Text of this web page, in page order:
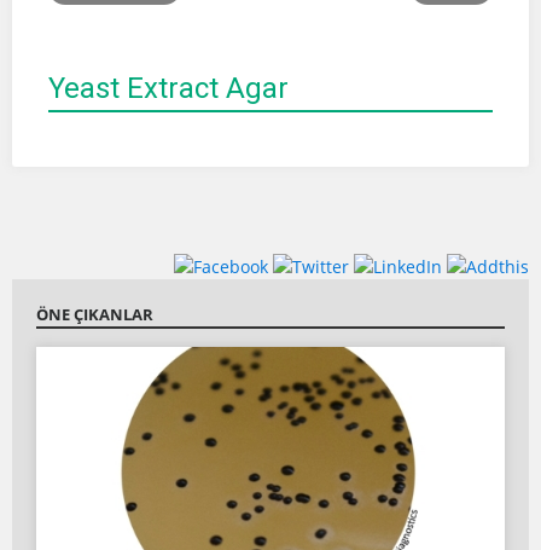
Yeast Extract Agar
ÖNE ÇIKANLAR